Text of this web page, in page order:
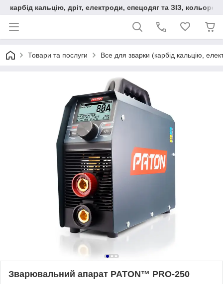
карбід кальцію, дріт, електроди, спецодяг та ЗІЗ,
Товари та послуги Все для зварки (карбід кальцію,
Зварювальний апарат PATON™ PRO-250